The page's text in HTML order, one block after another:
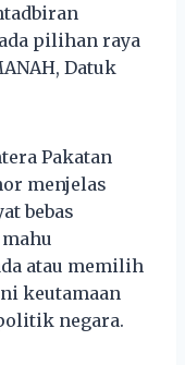
pilihan raya
Datuk
Pakatan
menjelas
bebas
atau memilih
keutamaan
negara.